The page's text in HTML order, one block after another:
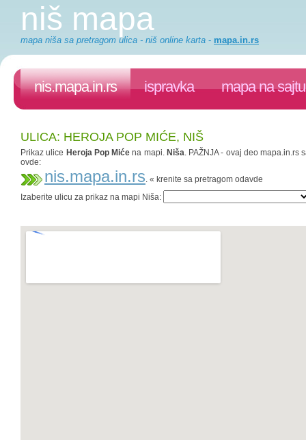
niš mapa
mapa niša sa pretragom ulica - niš online karta - mapa.in.rs
nis.mapa.in.rs ispravka mapa na sajtu
ULICA: HEROJA POP MIĆE, NIŠ
Prikaz ulice Heroja Pop Miće na mapi. Niša. PAŽNJA - ovaj deo mapa.in.rs
ovde:
nis.mapa.in.rs. « krenite sa pretragom odavde
Izaberite ulicu za prikaz na mapi Niša: